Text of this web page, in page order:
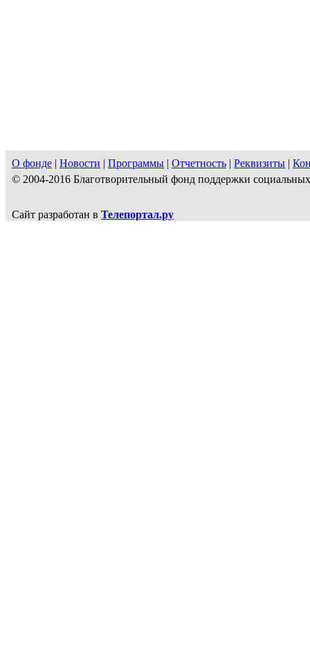
О фонде | Новости | Программы | Отчетность | Реквизиты |
© 2004-2016 Благотворительный фонд поддержки
Сайт разработан в Телепортал.ру